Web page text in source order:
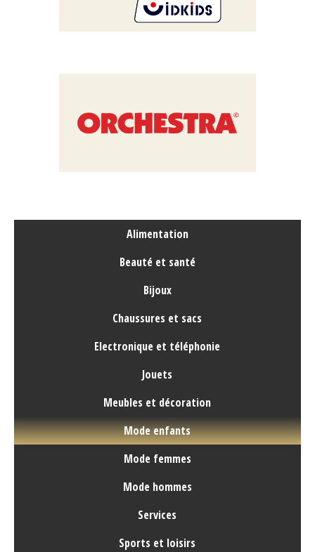
Alimentation
Beauté et santé
Bijoux
Chaussures et sacs
Electronique et téléphonie
Jouets
Meubles et décoration
Mode enfants
Mode femmes
Mode hommes
Services
Sports et loisirs